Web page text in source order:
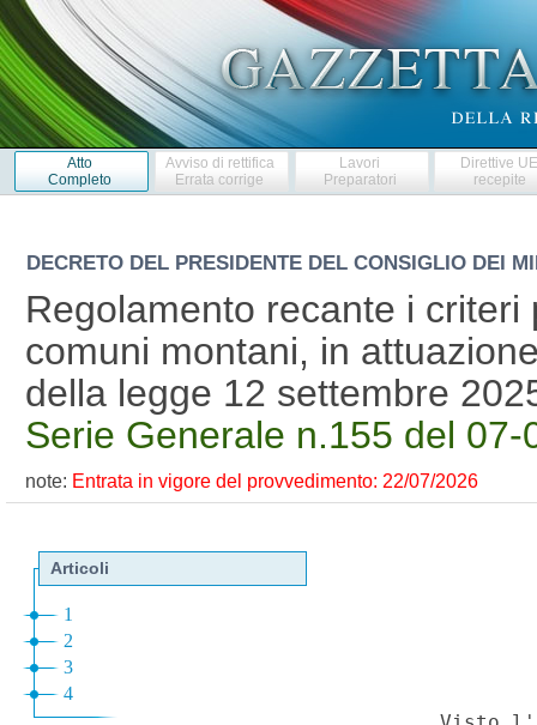
Atto
Completo
Avviso di rettifica
Errata corrige
Lavori
Preparatori
Direttive
recepite
DECRETO DEL PRESIDENTE DEL CONSIGLIO DEI
Regolamento recante i
comuni montani, in
della legge 12 settembre
Serie Generale n.155 del 07-
note: Entrata in vigore del provvedimento: 22/07/2026